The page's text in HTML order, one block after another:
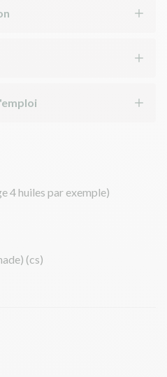
4 huiles par exemple)
(cs)